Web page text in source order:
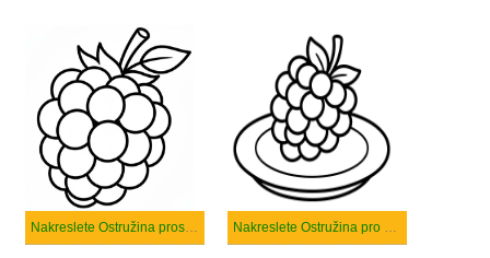
Nakreslete Ostružina prostý tisknutelné Nakreslete Ostružina pro děti